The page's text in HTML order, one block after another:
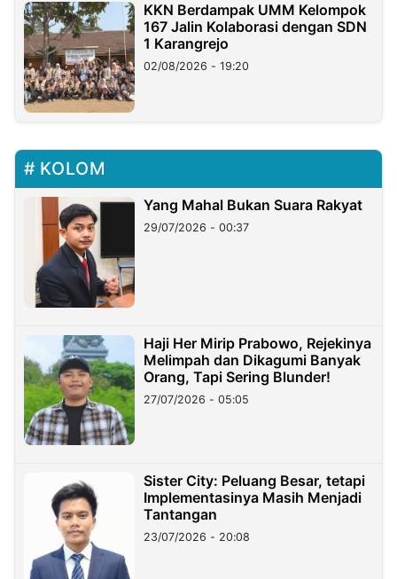
KKN Berdampak UMM Kelompok
167 Jalin Kolaborasi dengan SDN
1 Karangrejo
02/08/2026 - 19:20
KOLOM
Yang Mahal Bukan Suara Rakyat
29/07/2026 - 00:37
Haji Her Mirip Prabowo, Rejekinya
Melimpah dan Dikagumi Banyak
Orang, Tapi Sering Blunder!
27/07/2026 - 05:05
Sister City: Peluang Besar, tetapi
Implementasinya Masih Menjadi
Tantangan
23/07/2026 - 20:08